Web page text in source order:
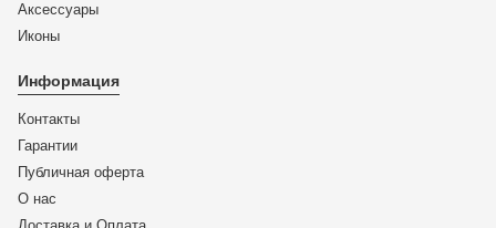
Аксессуары
Иконы
Информация
Контакты
Гарантии
Публичная оферта
О нас